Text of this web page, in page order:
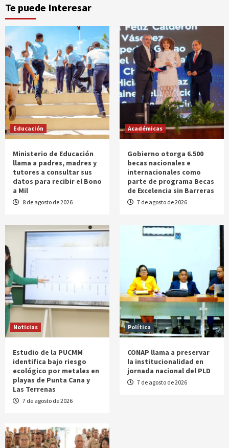
Te puede Interesar
Educación
Ministerio de Educación
llama a padres, madres y
tutores a consultar sus
datos para recibir el Bono
a Mil
8 de agosto de 2026
Académicas
Gobierno otorga 6.500
becas nacionales e
internacionales como
parte de programa Becas
de Excelencia sin Barreras
7 de agosto de 2026
Noticias
Estudio de la PUCMM
identifica bajo riesgo
ecológico por metales en
playas de Punta Cana y
Las Terrenas
7 de agosto de 2026
Política
CONAP llama a preservar
la institucionalidad en
jornada nacional del PLD
7 de agosto de 2026